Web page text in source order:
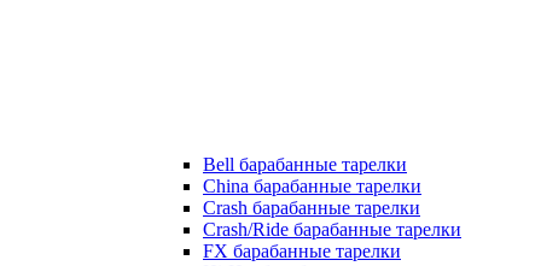
Bell барабанные тарелки
China барабанные тарелки
Crash барабанные тарелки
Crash/Ride барабанные тарелки
FX барабанные тарелки